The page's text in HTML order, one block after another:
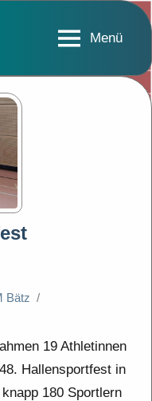
Menü
Bätz
19 Athletinnen
Hallensportfest in
180 Sportlern